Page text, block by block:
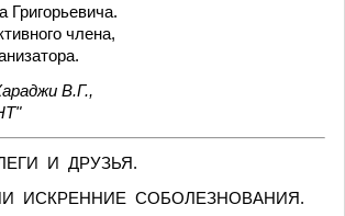
Григорьевича.
члена,
В.Г.,
И ДРУЗЬЯ.
ИСКРЕННИЕ СОБОЛЕЗНОВАНИЯ.